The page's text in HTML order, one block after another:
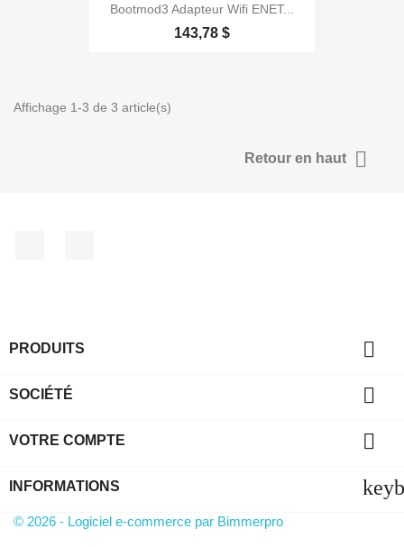
Bootmod3 Adapteur Wifi ENET...
143,78 $
Affichage 1-3 de 3 article(s)
Retour en haut 
PRODUITS 
SOCIÉTÉ 
VOTRE COMPTE 
INFORMATIONS
© 2026 - Logiciel e-commerce par Bimmerpro